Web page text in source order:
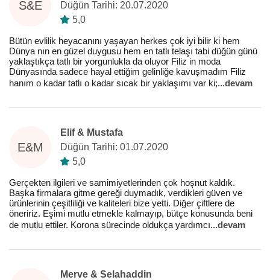
S&E
Düğün Tarihi: 20.07.2020
5,0
Bütün evlilik heyacanını yaşayan herkes çok iyi bilir ki hem
Dünya nın en güzel duygusu hem en tatlı telaşı tabi düğün günü
yaklaştıkça tatlı bir yorgunlukla da oluyor Filiz in moda
Dünyasında sadece hayal ettiğim gelinliğe kavuşmadım Filiz
hanım o kadar tatlı o kadar sıcak bir yaklaşımı var ki;...devam
E&M
Elif & Mustafa
Düğün Tarihi: 01.07.2020
5,0
Gerçekten ilgileri ve samimiyetlerinden çok hoşnut kaldık.
Başka firmalara gitme gereği duymadık, verdikleri güven ve
ürünlerinin çeşitliliği ve kaliteleri bize yetti. Diğer çiftlere de
öneririz. Eşimi mutlu etmekle kalmayıp, bütçe konusunda beni
de mutlu ettiler. Korona sürecinde oldukça yardımcı...devam
Merve & Selahaddin